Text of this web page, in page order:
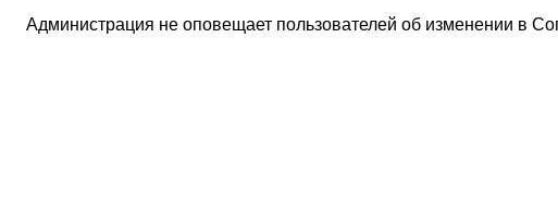
Администрация не оповещает пользователей об изменении в